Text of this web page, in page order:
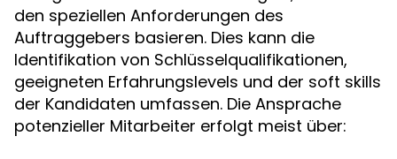
den speziellen Anforderungen des
Auftraggebers basieren. Dies kann die
Identifikation von Schlüsselqualifikationen,
geeigneten Erfahrungslevels und der soft skills
der Kandidaten umfassen. Die Ansprache
potenzieller Mitarbeiter erfolgt meist über: